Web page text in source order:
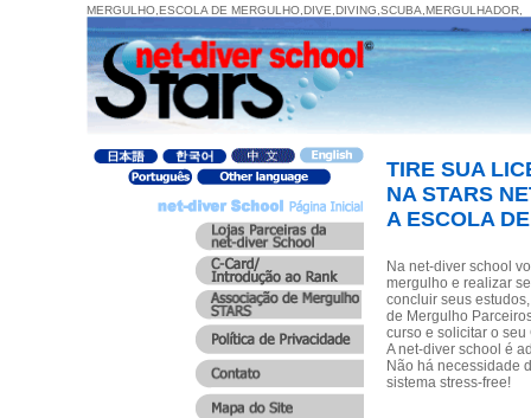
MERGULHO,ESCOLA DE MERGULHO,DIVE,DIVING,SCUBA,MERGULHADOR,
TIRE SUA
NA STARS
A ESCOLA
Na net-diver school
mergulho e realizar
concluir seus
de Mergulho
curso e solicitar o seu
A net-diver school é
Não há necessidade
sistema stress-free!